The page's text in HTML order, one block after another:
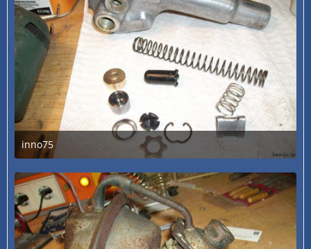
inno75
3. Juli 2020 um 13:30